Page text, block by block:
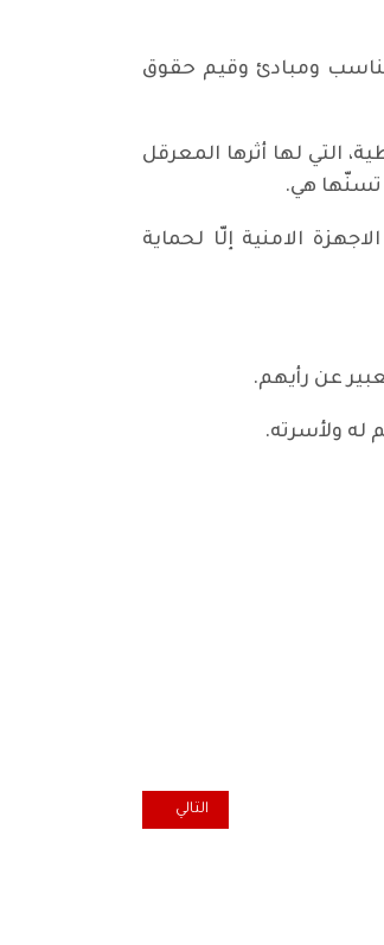
ومبادئ وقيم حقوق
التي لها أثرها المعرقل
تسنّها هي.
الامنية إلّا لحماية
ولأسرته.
المقال التالي: على طريق الشعب.. جداول
التالي